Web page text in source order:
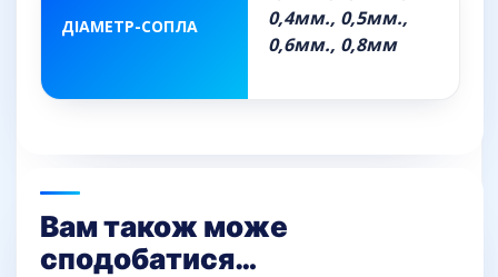
ДІАМЕТР-СОПЛА
0,4мм., 0,5мм.,
0,6мм., 0,8мм
Вам також може
сподобатися…